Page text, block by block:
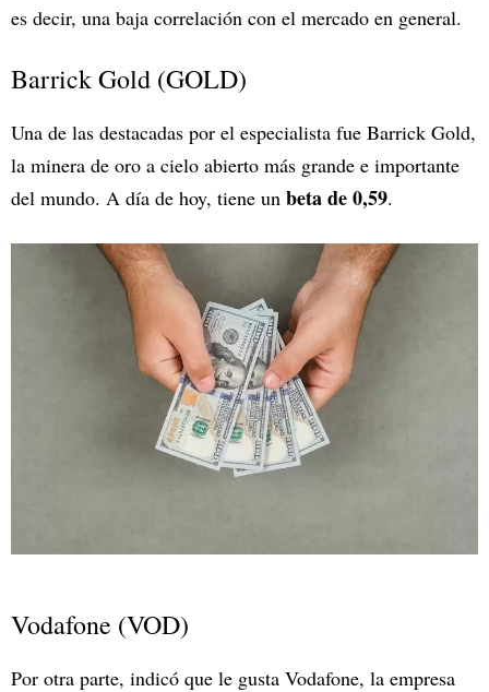
es decir, una baja correlación con el mercado en general.
Barrick Gold (GOLD)
Una de las destacadas por el especialista fue Barrick Gold,
la minera de oro a cielo abierto más grande e importante
del mundo. A día de hoy, tiene un beta de 0,59.
Vodafone (VOD)
Por otra parte, indicó que le gusta Vodafone, la empresa